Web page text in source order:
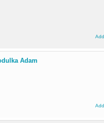
Adam